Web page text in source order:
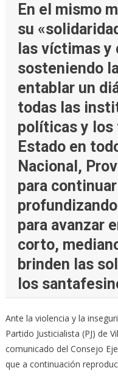
En el mismo
su
las víctimas y
sosteniendo
entablar un
todas las
políticas y los
Estado en
Nacional,
para
para avanzar
corto,
brinden las
los
Ante la violencia y la
Partido Justicialista (PJ) de
comunicado del Consejo
que a continuación